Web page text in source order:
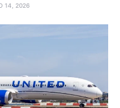
14, 2026